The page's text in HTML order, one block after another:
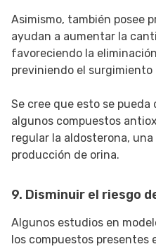
Asimismo, también posee
ayudan a aumentar la
favoreciendo la
previniendo el
Se cree que esto se pueda
algunos compuestos
regular la aldosterona,
producción de orina.
9. Disminuir el riesgo
Algunos estudios en
los compuestos presentes